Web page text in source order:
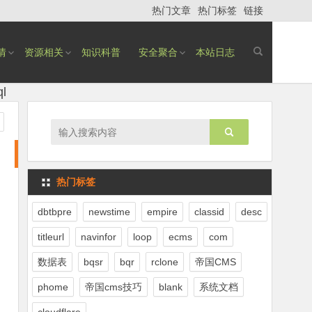
热门文章 热门标签 链接
资源相关 知识科普 安全聚合 本站日志
热门标签
dbtbpre newstime empire classid desc
titleurl navinfor loop ecms com
数据表 bqsr bqr rclone 帝国CMS
phome 帝国cms技巧 blank 系统文档